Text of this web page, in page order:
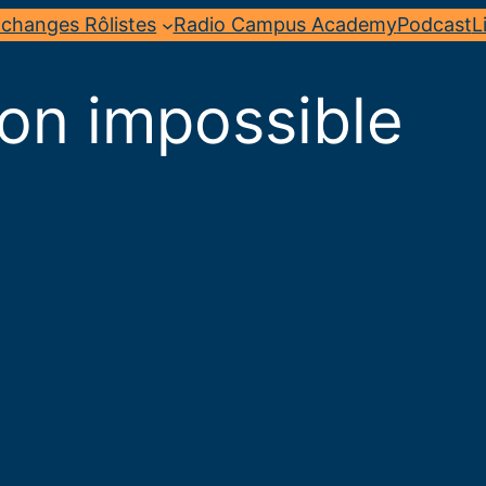
Rôlistes Radio Campus AcademyPodcast
impossible